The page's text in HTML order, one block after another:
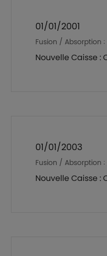
01/01/2001
Fusion / Absorption :
Nouvelle Caisse :
01/01/2003
Fusion / Absorption :
Nouvelle Caisse :